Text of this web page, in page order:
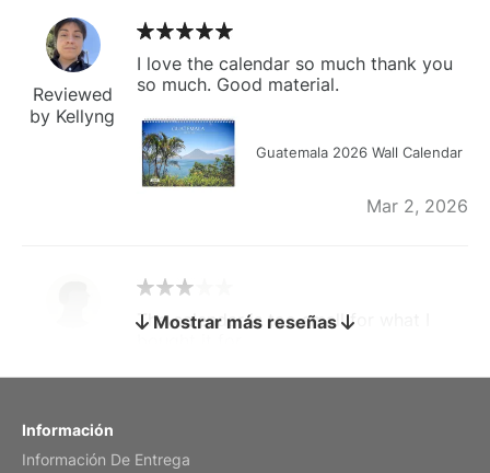
Reviewed
by Kellyng
I love the calendar so much thank you
so much. Good material.
Guatemala 2026 Wall Calendar
Mar 2, 2026
by charles
The calendar is too small for what I
Mostrar más reseñas
Información
Información De Entrega